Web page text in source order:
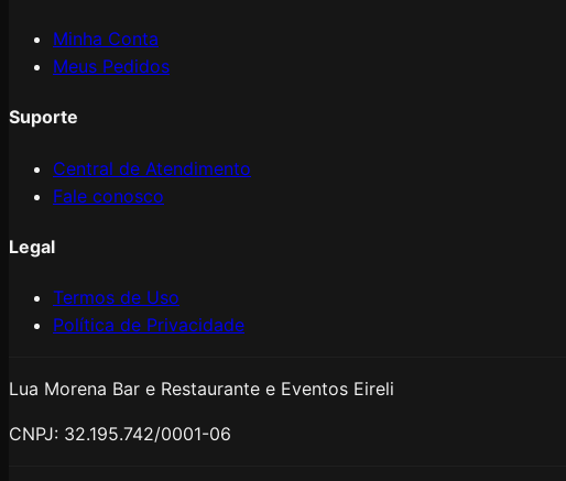
Minha Conta
Meus Pedidos
Suporte
Central de Atendimento
Fale conosco
Legal
Termos de Uso
Política de Privacidade
Lua Morena Bar e Restaurante e Eventos Eireli
CNPJ: 32.195.742/0001-06